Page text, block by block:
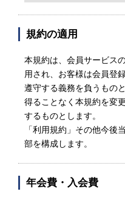
規約の適用
本規約は、会員サービス
用され、お客様は会員登
遵守する義務を負うもの
得ることなく本規約を変
するものとします。
「利用規約」その他今後
部を構成します。
年会費・入会費